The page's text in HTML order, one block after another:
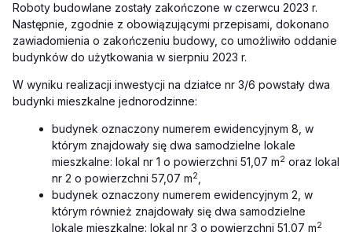
Roboty budowlane zostały zakończone w czerwcu 2023 r.
Następnie, zgodnie z obowiązującymi przepisami, dokonano
zawiadomienia o zakończeniu budowy, co umożliwiło oddanie
budynków do użytkowania w sierpniu 2023 r.
W wyniku realizacji inwestycji na działce nr 3/6 powstały dwa
budynki mieszkalne jednorodzinne:
budynek oznaczony numerem ewidencyjnym 8, w
którym znajdowały się dwa samodzielne lokale
mieszkalne: lokal nr 1 o powierzchni 51,07 m2 oraz lokal
nr 2 o powierzchni 57,07 m2
budynek oznaczony numerem ewidencyjnym 2, w
którym również znajdowały się dwa samodzielne
lokale mieszkalne: lokal nr 3 o powierzchni 51,07 m2